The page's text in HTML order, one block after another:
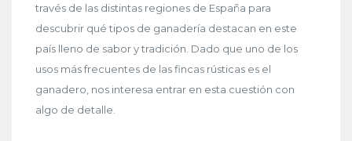
través de las distintas regiones de España para
descubrir qué tipos de ganadería destacan en este
país lleno de sabor y tradición. Dado que uno de los
usos más frecuentes de las fincas rústicas es el
ganadero, nos interesa entrar en esta cuestión con
algo de detalle.